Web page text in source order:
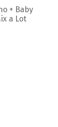
+ Baby
a Lot